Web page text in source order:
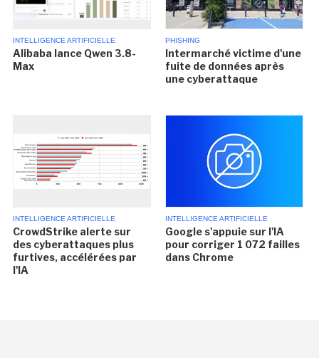
INTELLIGENCE ARTIFICIELLE
Alibaba lance Qwen 3.8-
Max
PHISHING
Intermarché victime d'une
fuite de données après
une cyberattaque
INTELLIGENCE ARTIFICIELLE
CrowdStrike alerte sur
des cyberattaques plus
furtives, accélérées par
l'IA
INTELLIGENCE ARTIFICIELLE
Google s'appuie sur l'IA
pour corriger 1 072 failles
dans Chrome